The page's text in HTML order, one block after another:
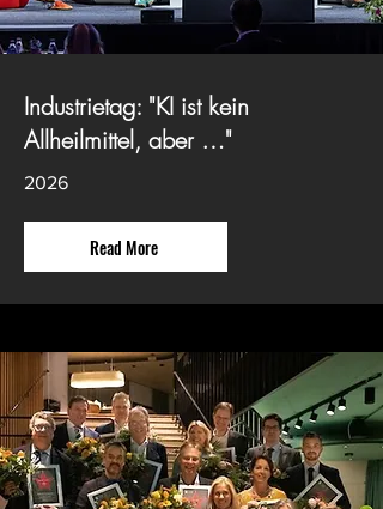
Industrietag: "KI ist kein
Allheilmittel, aber …"
2026
Read More